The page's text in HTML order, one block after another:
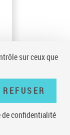
site |
Écrire à la
sur ceux que
confidentialité